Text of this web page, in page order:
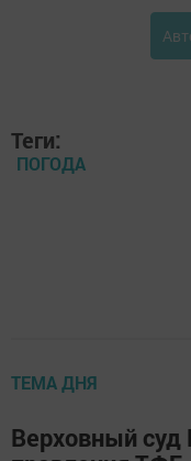
Теги:
ПОГОДА
ТЕМА ДНЯ
Верховный суд